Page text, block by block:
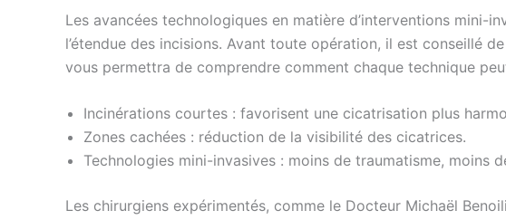
Les avancées technologiques en matière d’interventions
l’étendue des incisions. Avant toute opération, il est conseillé
vous permettra de comprendre comment chaque technique
Incinérations courtes : favorisent une cicatrisation plus
Zones cachées : réduction de la visibilité des cicatrices.
Technologies mini-invasives : moins de traumatisme, moins
Les chirurgiens expérimentés, comme le Docteur Michaël